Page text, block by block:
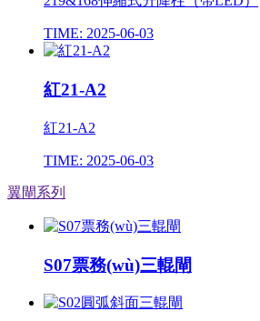
TIME: 2025-06-03
紅21-A2
紅21-A2
TIME: 2025-06-03
翼閘系列
S07票務(wù)三輥閘